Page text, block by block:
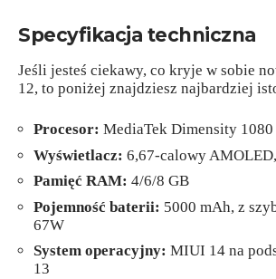
Specyfikacja techniczna
Jeśli jesteś ciekawy, co kryje w sobie
12, to poniżej znajdziesz najbardziej
Procesor: MediaTek Dimensity 1080
Wyświetlacz: 6,67-calowy
Pamięć RAM: 4/6/8 GB
Pojemność baterii: 5000 mAh, z
67W
System operacyjny: MIUI 14 na
13